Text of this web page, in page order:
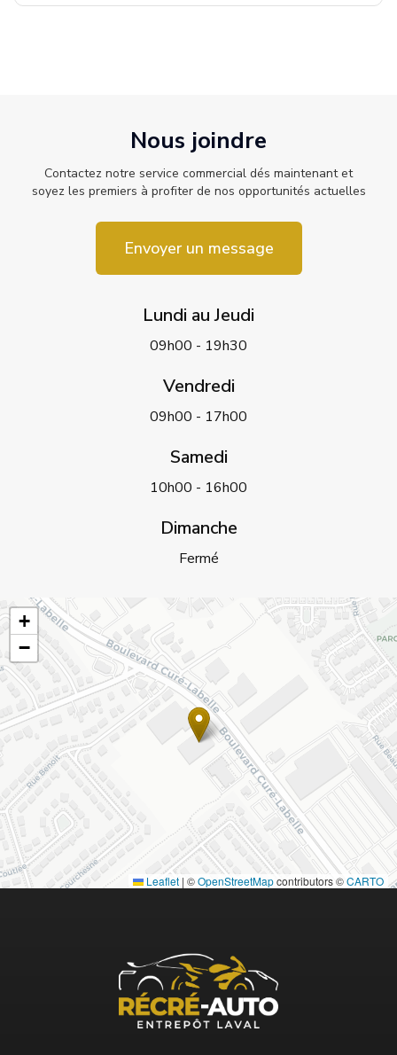
Nous joindre
Contactez notre service commercial dés maintenant et
soyez les premiers à profiter de nos opportunités actuelles
Envoyer un message
Lundi au Jeudi
09h00 - 19h30
Vendredi
09h00 - 17h00
Samedi
10h00 - 16h00
Dimanche
Fermé
+
−
Leaflet | ©OpenStreetMapcontributors ©CARTO